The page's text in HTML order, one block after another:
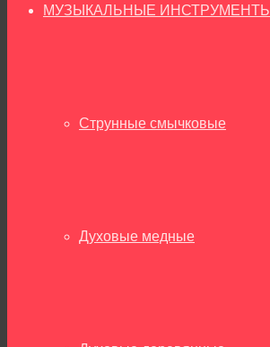
МУЗЫКАЛЬНЫЕ ИНСТРУМЕНТЫ
Струнные смычковые
Духовые медные